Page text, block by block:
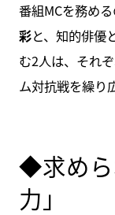
番組MCを務め
彩と、知的俳優
む2人は、それ
ム対抗戦を繰り
◆求め
力」